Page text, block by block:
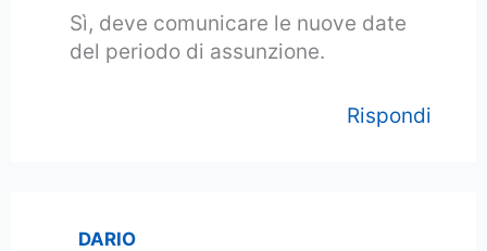
Sì, deve comunicare le nuove date
del periodo di assunzione.
Rispondi
DARIO